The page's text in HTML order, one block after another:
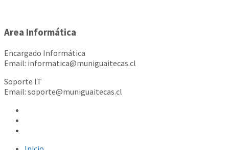
Area Informática
Encargado Informática
Email: informatica@muniguaitecas.cl
Soporte IT
Email: soporte@muniguaitecas.cl